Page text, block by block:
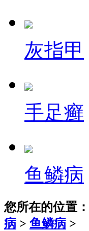
灰指甲
手足癣
鱼鳞病
您所在的位置：
病 > 鱼鳞病 >